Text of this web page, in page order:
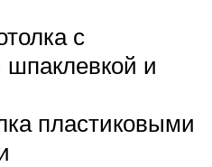
с
и
пластиковыми